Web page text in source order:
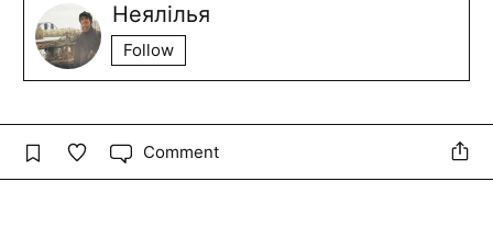
Неялілья
Follow
Comment